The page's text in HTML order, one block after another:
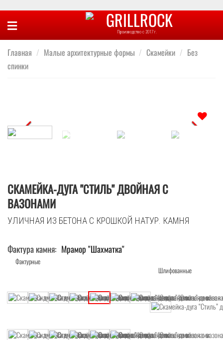
content
Производство с 2017 г.
Главная / Малые архитектурные формы / Скамейки / Без
спинки
СКАМЕЙКА-ДУГА "СТИЛЬ" ДВОЙНАЯ С
ВАЗОНАМИ
УЛИЧНАЯ ИЗ БЕТОНА С КРОШКОЙ НАТУР. КАМНЯ
Фактура камня Мрамор "Шахматка"